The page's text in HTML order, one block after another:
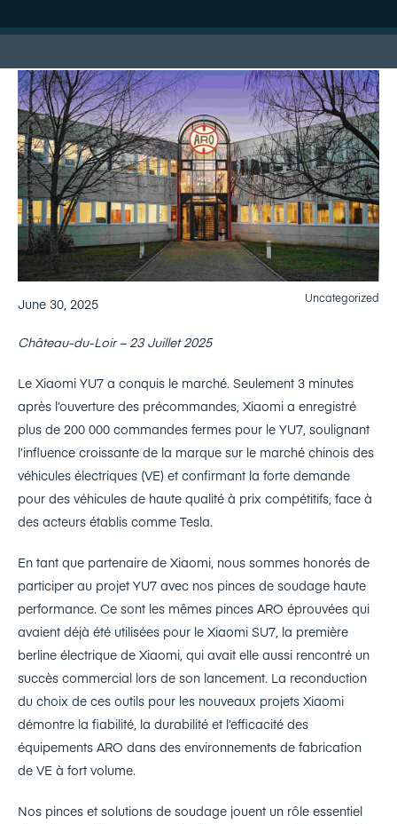
June 30, 2025 Uncategorized
Château-du-Loir – 23 Juillet 2025
Le Xiaomi YU7 a conquis le marché. Seulement 3 minutes
après l’ouverture des précommandes, Xiaomi a enregistré
plus de 200 000 commandes fermes pour le YU7, soulignant
l’influence croissante de la marque sur le marché chinois des
véhicules électriques (VE) et confirmant la forte demande
pour des véhicules de haute qualité à prix compétitifs, face à
des acteurs établis comme Tesla.
En tant que partenaire de Xiaomi, nous sommes honorés de
participer au projet YU7 avec nos pinces de soudage haute
performance. Ce sont les mêmes pinces ARO éprouvées qui
avaient déjà été utilisées pour le Xiaomi SU7, la première
berline électrique de Xiaomi, qui avait elle aussi rencontré un
succès commercial lors de son lancement. La reconduction
du choix de ces outils pour les nouveaux projets Xiaomi
démontre la fiabilité, la durabilité et l’efficacité des
équipements ARO dans des environnements de fabrication
de VE à fort volume.
Nos pinces et solutions de soudage jouent un rôle essentiel